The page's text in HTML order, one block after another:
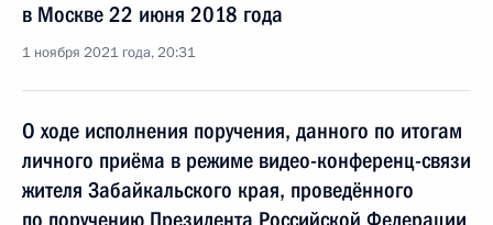
в Москве 22 июня 2018 года
1 ноября 2021 года, 20:31
О ходе исполнения поручения, данного по итогам
личного приёма в режиме видео-конференц-связи
жителя Забайкальского края, проведённого
по поручению Президента Российской Федерации